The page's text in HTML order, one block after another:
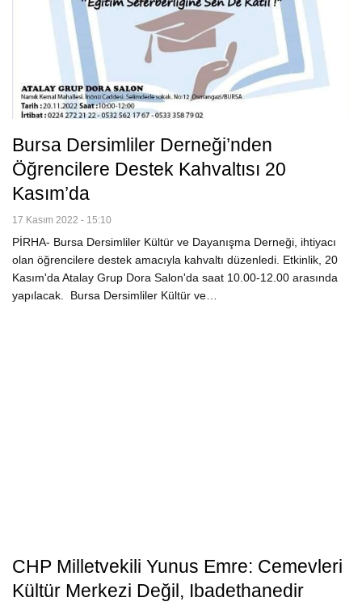
Bursa Dersimliler Derneği’nden
Öğrencilere Destek Kahvaltısı 20
Kasım’da
17 Kasım 2022 - 15:10
PİRHA- Bursa Dersimliler Kültür ve Dayanışma Derneği, ihtiyacı
olan öğrencilere destek amacıyla kahvaltı düzenledi. Etkinlik, 20
Kasım'da Atalay Grup Dora Salon'da saat 10.00-12.00 arasında
yapılacak. Bursa Dersimliler Kültür ve…
CHP Milletvekili Yunus Emre: Cemevleri
Kültür Merkezi Değil, Ibadethanedir